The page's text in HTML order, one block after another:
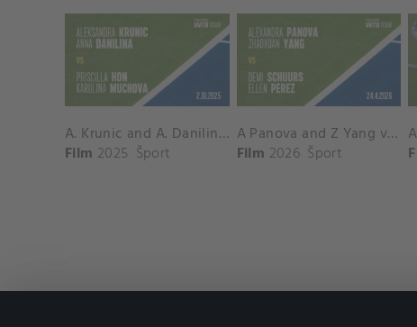
A. Krunic and A. Danilina vs. P. Hon and K. Muchova Match Highlights - BEIJING_Capital Group Diamond ( October 02, 2025)
Film 2025 Šport
A Panova and Z Yang vs D Schuurs and E Perez Match Highlights - MADRID_Court 8 ( April 24, 2026)
Film 2026 Šport